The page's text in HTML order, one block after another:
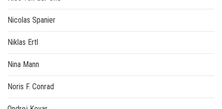
Nicolas Spanier
Niklas Ertl
Nina Mann
Noris F. Conrad